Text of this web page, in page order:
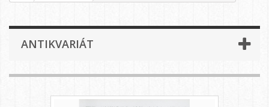
ANTIKVARIÁT